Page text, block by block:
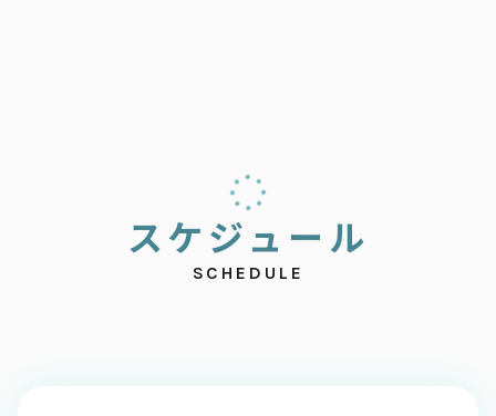
スケジュ ール
SCHEDULE